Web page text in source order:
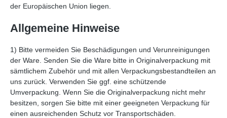
der Europäischen Union liegen.
Allgemeine Hinweise
1) Bitte vermeiden Sie Beschädigungen und Verunreinigungen
der Ware. Senden Sie die Ware bitte in Originalverpackung mit
sämtlichem Zubehör und mit allen Verpackungsbestandteilen an
uns zurück. Verwenden Sie ggf. eine schützende
Umverpackung. Wenn Sie die Originalverpackung nicht mehr
besitzen, sorgen Sie bitte mit einer geeigneten Verpackung für
einen ausreichenden Schutz vor Transportschäden.